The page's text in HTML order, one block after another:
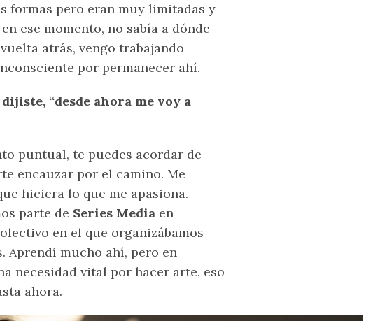
formas pero eran muy limitadas y
ese momento, no sabía a dónde
atrás, vengo trabajando
por permanecer ahí.
“desde ahora me voy a
puntual, te puedes acordar de
encauzar por el camino. Me
hiciera lo que me apasiona.
parte de Series Media en
en el que organizábamos
Aprendí mucho ahí, pero en
necesidad vital por hacer arte, eso
ahora.